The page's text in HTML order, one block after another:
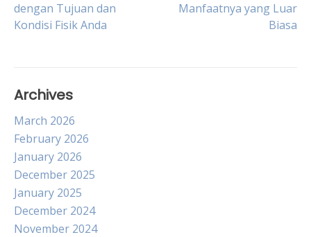
navigation
dengan Tujuan dan
Kondisi Fisik Anda
Manfaatnya yang Luar
Biasa
Archives
March 2026
February 2026
January 2026
December 2025
January 2025
December 2024
November 2024